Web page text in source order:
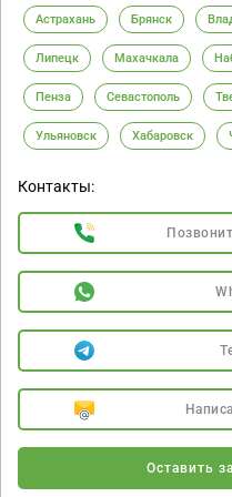
Астрахань Брянск
Липецк Махачкала
Пенза Севастополь
Ульяновск Хабаровск
Контакты:
Оставить